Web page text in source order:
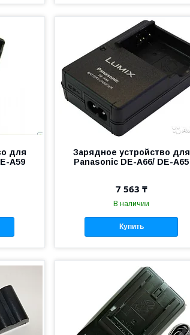
для
A59
Зарядное устройство для
Panasonic DE-A66/ DE-A65
7 563 ₸
В наличии
Купить